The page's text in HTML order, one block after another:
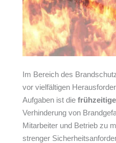
Im Bereich des
vor vielfältigen
Aufgaben ist die
Verhinderung von
Mitarbeiter und Betrieb zu
strenger